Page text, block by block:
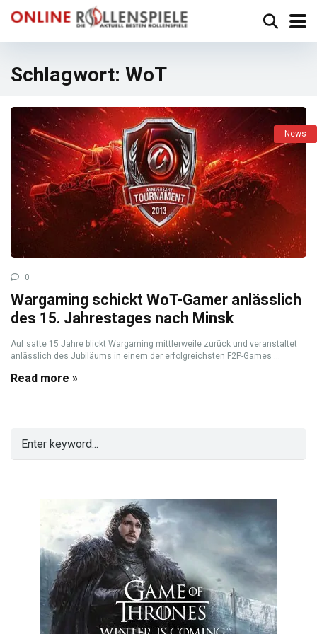
Schlagwort: WoT
News
0
Wargaming schickt WoT-Gamer anlässlich
des 15. Jahrestages nach Minsk
Auf satte 15 Jahre blickt Wargaming mittlerweile zurück und veranstaltet
anlässlich des Jubiläums in einem der erfolgreichsten F2P-Games ...
Read more »